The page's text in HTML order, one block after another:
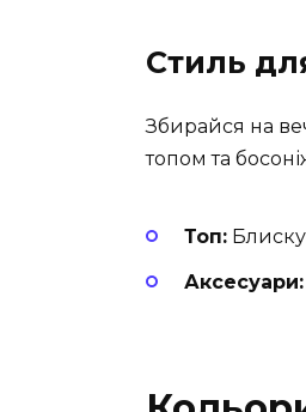
Стиль
Збирайся на
топом та
Топ:
Аксесуари: